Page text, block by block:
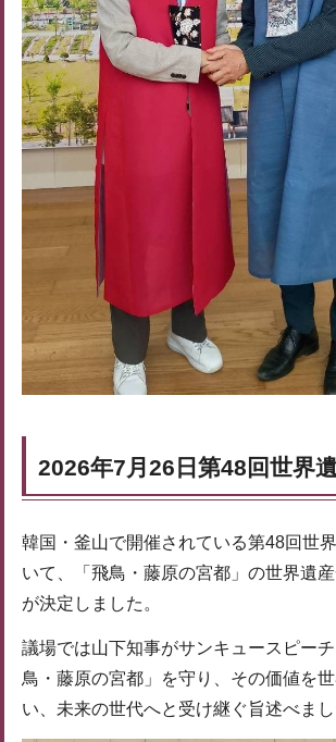
2026年7月26日第48回世界
韓国・釜山で開催されている第48回世
いて、「飛鳥・藤原の宮都」の世界遺
が決定しました。
議場では山下知事がサンキュースピー
鳥・藤原の宮都」を守り、その価値を
い、未来の世代へと受け継ぐ旨述べまし